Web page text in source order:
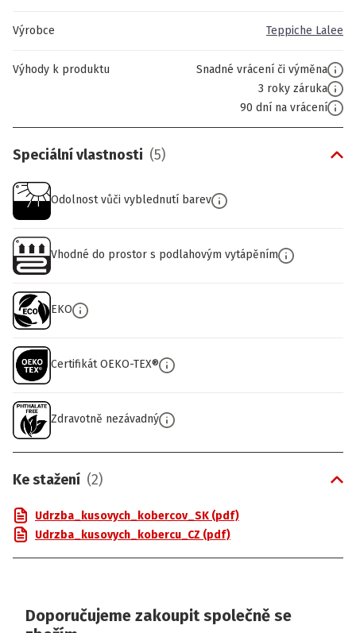
Výrobce Teppiche Lalee
Výhody k produktu
Snadné vrácení či výměna
3 roky záruka
90 dní na vrácení
Speciální vlastnosti (5)
Odolnost vůči vyblednutí barev
Vhodné do prostor s podlahovým vytápěním
EKO
Certifikát OEKO-TEX®
Zdravotně nezávadný
Ke stažení (2)
Udrzba_kusovych_kobercov_SK (pdf)
Udrzba_kusovych_kobercu_CZ (pdf)
Doporučujeme zakoupit společně se